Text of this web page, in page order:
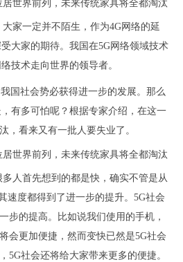
家一定并不陌生，作为4G网络的延
大家的期待。我国在5G网络领域技术
技术走向世界的领导者。
国社会势必获得进一步的发展。那么
有多可怕呢？根据专家介绍，在这一
，看来又有一批人要失业了。
人首先想到的都是快，确实不管是从
速度都得到了进一步的提升。5G社会
步的提高。比如说我们使用的手机，
会更加便捷，然而变快已然是5G社会
5G社会还将给大家带来更多的便捷。